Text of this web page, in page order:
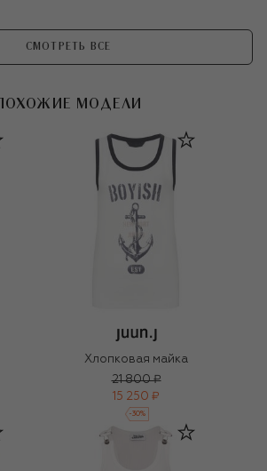
СМОТРЕТЬ ВСЕ
ПОХОЖИЕ МОДЕЛИ
Хлопковая майка
21 800 ₽
15 250 ₽
-30%